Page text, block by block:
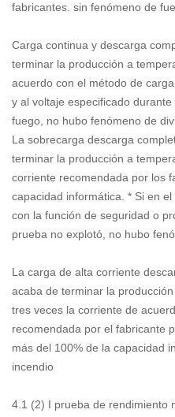
fabricantes. sin fenómeno de
Carga continua y descarga
terminar la producción a
acuerdo con el método de
y al voltaje especificado
fuego, no hubo fenómeno de
La sobrecarga descarga
terminar la producción a
corriente recomendada por los
capacidad informática. * Si en
con la función de seguridad o
prueba no explotó, no hubo
La carga de alta corriente
acaba de terminar la
tres veces la corriente de
recomendada por el fabricante
más del 100% de la capacidad
incendio
4.1 (2) I prueba de rendimiento